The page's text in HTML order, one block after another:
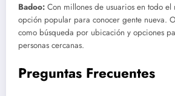
Badoo: Con millones de usuarios en todo el
opción popular para conocer gente nueva.
como búsqueda por ubicación y opciones
personas cercanas.
Preguntas Frecuentes